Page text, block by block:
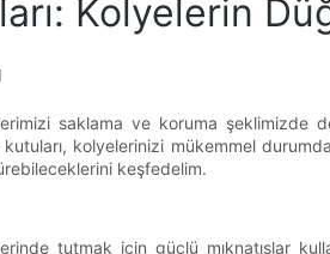
Kolyelerin
saklama ve koruma şeklimizde
kutuları, kolyelerinizi mükemmel
keşfedelim.
tutmak için güçlü mıknatıslar